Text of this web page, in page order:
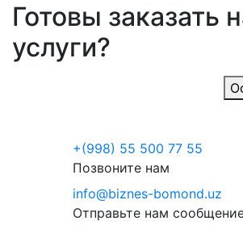
Готовы заказать
услуги?
+(998) 55 500 77 55
Позвоните нам
info@biznes-bomond.uz
Отправьте нам